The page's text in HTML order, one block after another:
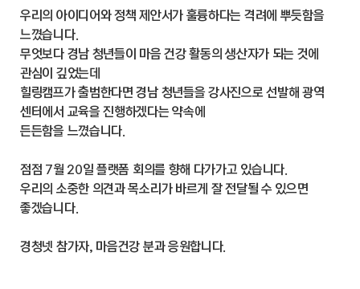
우리의 아이디어와 정책 제안서가 훌륭하다는 격려에 뿌듯함을
느꼈습니다.
무엇보다 경남 청년들이 마음 건강 활동의 생산자가 되는 것에
관심이 깊었는데
힐링캠프가 출범한다면 경남 청년들을 강사진으로 선발해 광역
센터에서 교육을 진행하겠다는 약속에
든든함을 느꼈습니다.
점점 7월 20일 플랫폼 회의를 향해 다가가고 있습니다.
우리의 소중한 의견과 목소리가 바르게 잘 전달될 수 있으면
좋겠습니다.
경청넷 참가자, 마음건강 분과 응원합니다.